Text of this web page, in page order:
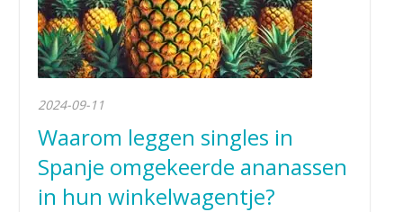
2024-09-11
Waarom leggen singles in
Spanje omgekeerde ananassen
in hun winkelwagentje?